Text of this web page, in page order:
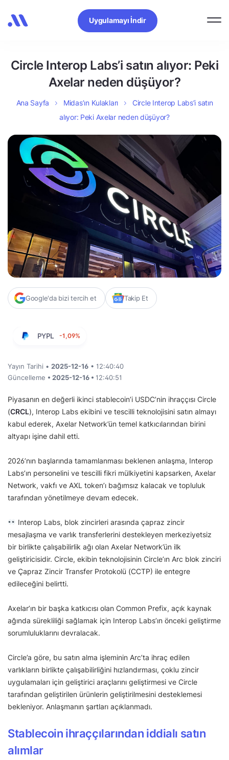
Uygulamayı İndir
Circle Interop Labs’i satın alıyor: Peki
Axelar neden düşüyor?
Ana Sayfa Midas’ın Kulakları
Circle Interop Labs’i satın
alıyor: Peki Axelar neden düşüyor?
Google'da bizi tercih et Takip Et
PYPL -1,09%
Yayın Tarihi • 2025-12-16 • 12:40:40
Güncelleme • 2025-12-16 • 12:40:51
Piyasanın en değerli ikinci stablecoin’i USDC’nin ihraççısı Circle
(CRCL), Interop Labs ekibini ve tescilli teknolojisini satın almayı
kabul ederek, Axelar Network’ün temel katkıcılarından birini
altyapı işine dahil etti.
2026’nın başlarında tamamlanması beklenen anlaşma, Interop
Labs’ın personelini ve tescilli fikri mülkiyetini kapsarken, Axelar
Network, vakfı ve AXL token’ı bağımsız kalacak ve topluluk
tarafından yönetilmeye devam edecek.
Interop Labs, blok zincirleri arasında çapraz zincir
mesajlaşma ve varlık transferlerini destekleyen merkeziyetsiz
bir birlikte çalışabilirlik ağı olan Axelar Network’ün ilk
geliştiricisidir. Circle, ekibin teknolojisinin Circle’ın Arc blok zinciri
ve Çapraz Zincir Transfer Protokolü (CCTP) ile entegre
edileceğini belirtti.
Axelar’ın bir başka katkıcısı olan Common Prefix, açık kaynak
ağında sürekliliği sağlamak için Interop Labs’ın önceki geliştirme
sorumluluklarını devralacak.
Circle’a göre, bu satın alma işleminin Arc’ta ihraç edilen
varlıkların birlikte çalışabilirliğini hızlandırması, çoklu zincir
uygulamaları için geliştirici araçlarını geliştirmesi ve Circle
tarafından geliştirilen ürünlerin geliştirilmesini desteklemesi
bekleniyor. Anlaşmanın şartları açıklanmadı.
Stablecoin ihraççılarından iddialı satın
alımlar